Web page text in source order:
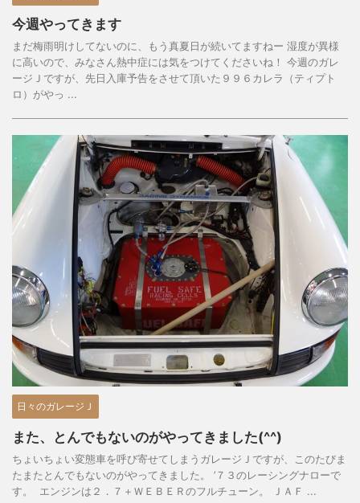
今週やってきます
まだ梅雨明けしてないのに、もう真夏日が続いてますねー 湿度が異様
に高いので、みなさん熱中症には気をつけてくださいね！ 今週のガレ
ージＪですが、先日入庫予告をさせて頂いた９９６カレラ（ティプト
ロ）がやっ ...
日々のガレージＪ
また、とんでもないのがやってきました(^^)
ちょいちょい変態車を呼び寄せてしまうガレージＪですが、このたびま
たまたとんでもないのがやってきました。 ’７３のレーシングナローで
す。 エンジンは２．７＋ＷＥＢＥＲのフルチューン。 ＪＡＦ ...